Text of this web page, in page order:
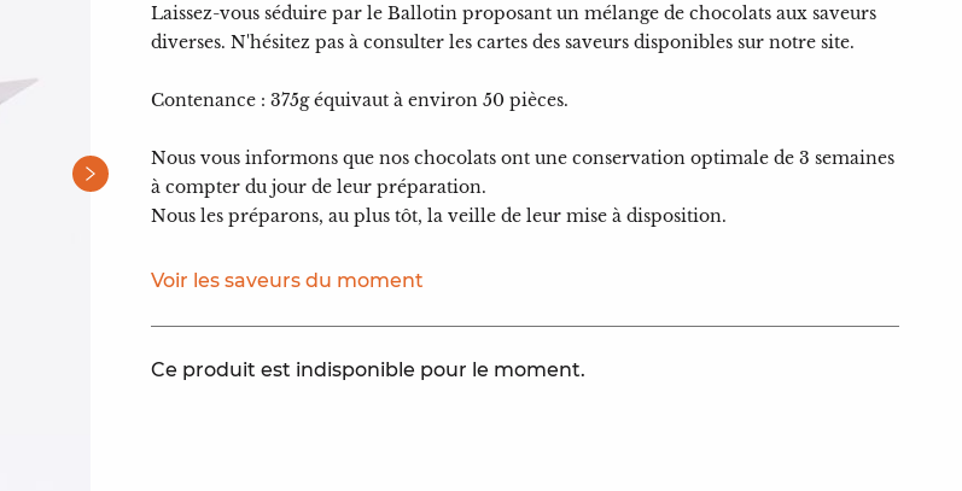
Laissez-vous séduire par le Ballotin proposant un mélange de chocolats aux saveurs
diverses. N'hésitez pas à consulter les cartes des saveurs disponibles sur notre site.
Contenance : 375g équivaut à environ 50 pièces.
Nous vous informons que nos chocolats ont une conservation optimale de 3 semaines
à compter du jour de leur préparation.
Nous les préparons, au plus tôt, la veille de leur mise à disposition.
Voir les saveurs du moment
Ce produit est indisponible pour le moment.